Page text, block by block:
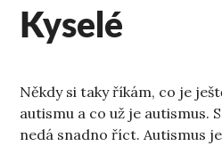
Kyselé
Někdy si taky říkám, co je
autismu a co už je autismus.
nedá snadno říct. Autismus